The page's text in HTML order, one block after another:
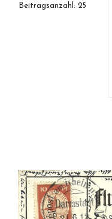
Beitragsanzahl: 25